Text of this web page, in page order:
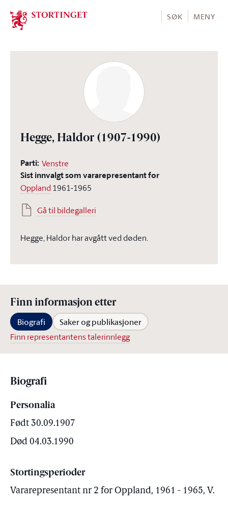
Stortinget.no
SØK MENY
Hegge, Haldor (1907-1990)
Parti: Venstre
Sist innvalgt som vararepresentant for
Oppland 1961-1965
Gå til bildegalleri
Hegge, Haldor har avgått ved døden.
Finn informasjon etter
Biografi Saker og publikasjoner
Finn representantens talerinnlegg
Biografi
Personalia
Født 30.09.1907
Død 04.03.1990
Stortingsperioder
Vararepresentant nr 2 for Oppland, 1961 - 1965, V.